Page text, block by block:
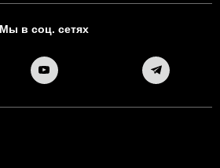
Мы в соц. сетях